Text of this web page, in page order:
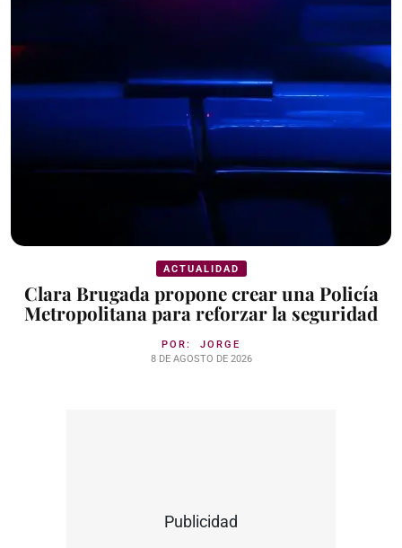
ACTUALIDAD
Clara Brugada propone crear una Policía
Metropolitana para reforzar la seguridad
POR: JORGE
8 DE AGOSTO DE 2026
Publicidad